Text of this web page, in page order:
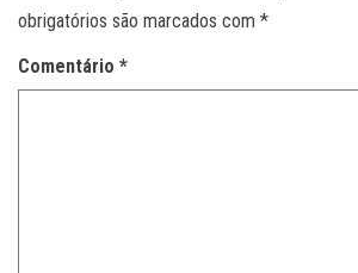
obrigatórios são marcados com *
Comentário *